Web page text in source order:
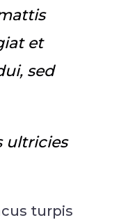
et
sed
ultricies
turpis